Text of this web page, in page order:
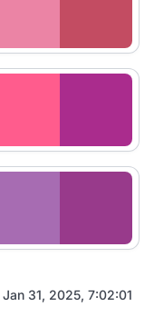
Jan 31, 2025, 7:02:01